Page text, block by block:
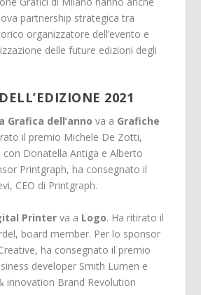
partnership strategica tra
organizzatore dell’evento e
delle future edizioni degli
2021
Grafica dell’anno va a Grafiche
il premio Michele De Zotti,
Donatella Antiga e Alberto
Printgraph, ha consegnato il
CEO di Printgraph.
Printer va a Logo. Ha ritirato il
board member. Per lo sponsor
ha consegnato il premio
developer Smith Lumen e
innovation Brand Revolution